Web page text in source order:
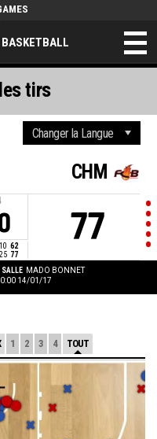
BASKETBALL
10 62
25 77
CHM
77
SALLE MADO BONNET
14/01/17
tirs
1 2 3 4 TOUT